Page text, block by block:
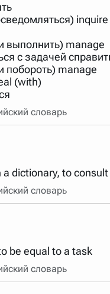
могут
через пробел "поэт".
изменять,
выполнить) manage
с задачей
побороть) manage
(with)
словарь
dictionary, to
словарь
be equal to a task
словарь